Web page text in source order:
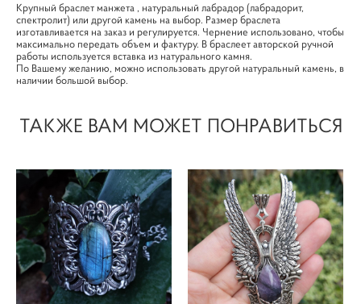
Крупный браслет манжета , натуральный лабрадор (лабрадорит,
спектролит) или другой камень на выбор. Размер браслета
изготавливается на заказ и регулируется. Чернение использовано, чтобы
максимально передать объем и фактуру. В браслеет авторской ручной
работы используется вставка из натурального камня.
По Вашему желанию, можно использовать другой натуральный камень, в
наличии большой выбор.
ТАКЖЕ ВАМ МОЖЕТ ПОНРАВИТЬСЯ